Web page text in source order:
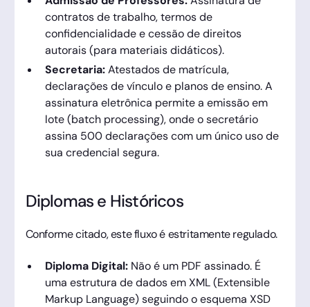
contratos de trabalho, termos de
confidencialidade e cessão de direitos
autorais (para materiais didáticos).
Secretaria:Atestados de matrícula,
declarações de vínculo e planos de ensino. A
assinatura eletrônica permite a emissão em
lote (batch processing), onde o secretário
assina 500 declarações com um único uso de
sua credencial segura.
Diplomas e Históricos
Conforme citado, este fluxo é estritamente regulado.
Diploma Digital: Não é um PDF assinado. É
uma estrutura de dados em XML (Extensible
Markup Language) seguindo o esquema XSD